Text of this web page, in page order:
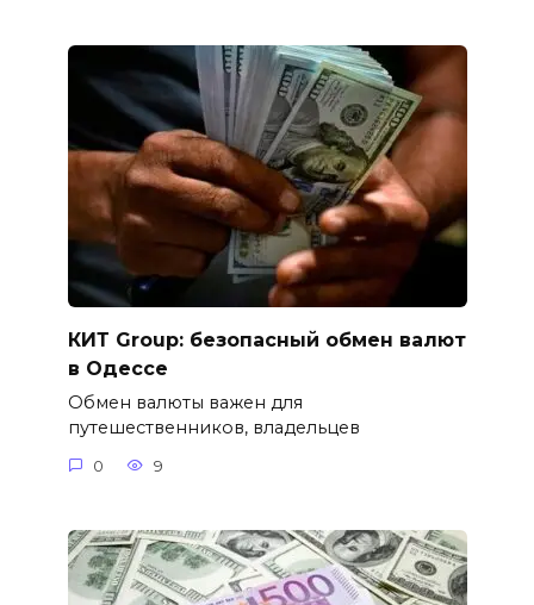
КИТ Group: безопасный обмен валют
в Одессе
Обмен валюты важен для
путешественников, владельцев
0 9